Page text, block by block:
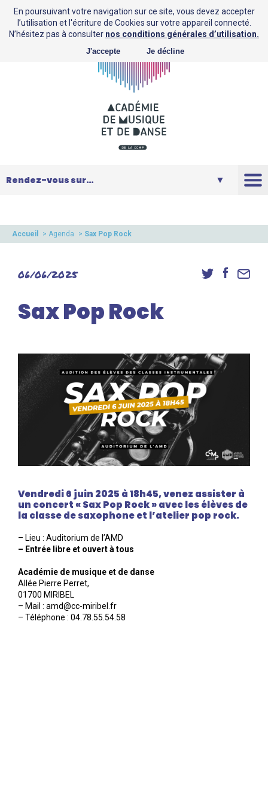
Saison
Danse
Accès élèves et familles
Accueil > Agenda > Sax Pop Rock
06/06/2025
Sax Pop Rock
Vendredi 6 juin 2025 à 18h45, venez assister à
un concert « Sax Pop Rock » avec les élèves de
la classe de saxophone et l’atelier pop rock.
– Lieu : Auditorium de l’AMD
– Entrée libre et ouvert à tous
Académie de musique et de danse
Allée Pierre Perret,
01700 MIRIBEL
– Mail : amd@cc-miribel.fr
– Téléphone : 04.78.55.54.58
En poursuivant votre navigation sur ce site, vous devez accepter
l’utilisation et l'écriture de Cookies sur votre appareil connecté.
N’hésitez pas à consulter nos conditions générales d’utilisation.
J'accepte Je décline